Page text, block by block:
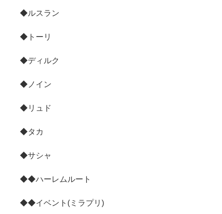
◆ルスラン
◆トーリ
◆ディルク
◆ノイン
◆リュド
◆タカ
◆サシャ
◆◆ハーレムルート
◆◆イベント(ミラプリ)